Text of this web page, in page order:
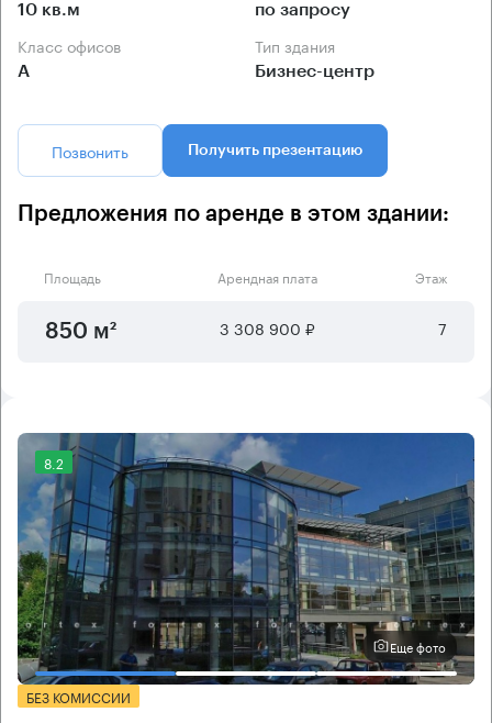
10 кв.м по запросу
Класс офисов
А
Тип здания
Бизнес-центр
Позвонить Получить презентацию
Предложения по аренде в этом здании:
Площадь Арендная плата Этаж
850 м² 3 308 900 ₽ 7
8.2
Еще фото
БЕЗ КОМИССИИ